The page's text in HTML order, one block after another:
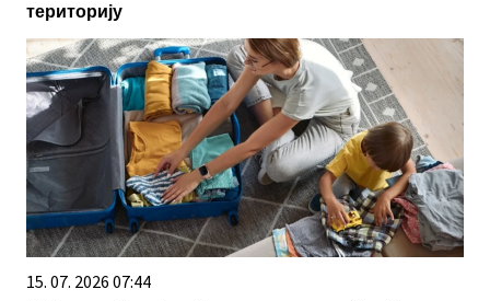
територију
15. 07. 2026 07:44